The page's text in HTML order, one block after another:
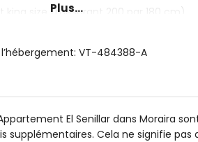
king size (mesurant 200 par 180 cm)
Plus...
VT-484388-A
Appartement El Senillar dans Moraira
supplémentaires. Cela ne signifie pas